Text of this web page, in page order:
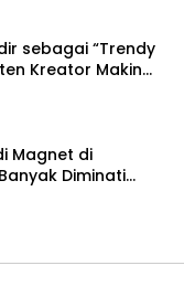
sebagai “Trendy
Kreator Makin
Magnet di
Diminati